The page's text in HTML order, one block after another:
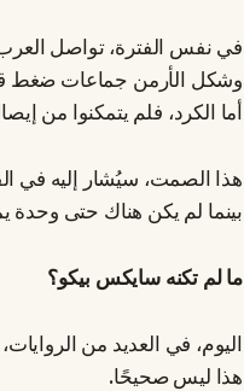
في نفس الفترة، تواصل
وشكل الأرمن جماعات ضغط
أما الكرد، فلم يتمكنوا من
هذا الصمت، سيُشار إليه في
بينما لم يكن هناك حتى وحدة
ما لم تكنه سايكس بيكو؟
اليوم، في العديد من
هذا ليس صحيحًا.